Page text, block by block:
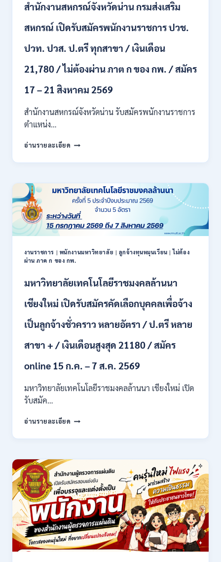
+
เงิน
17700
–
71500
/
ต้อง
ภาค
กพ.
สมัคร
17
–
28
สิงหาคม
2569
สำนักงานสหกรณ์จังหวัดน่าน กรมส่งเสริม
สหกรณ์ เปิดรับสมัครพนักงานราชการ ปวช.
ปวท. ปวส. ป.ตรี ทุกสาขา / เงินเดือน
21,780 / ไม่ต้องผ่าน ภาต ก ของ กพ. / สมัคร
17 – 21 สิงหาคม 2569
สำนักงานสหกรณ์จังหวัดน่าน รับสมัครพนักงานราชการ
ตำแหน่ง…
อ่านรายละเอียด สำนักงาน
จังหวัด
กรม
ส่ง
เสริม
สหกรณ์
เปิด
รับ
พนักงาน
ราชการ
ปวท.
ป.ตรี
สาขา
/
เงิน
เดือน
/
ต้อง
ก
กพ.
สมัคร
17
–
21
สิงหาคม
2569
งานราชการ | พนักงานมหาวิทยาลัย | ลูกจ้างทุนหมุนเวียน |ไม่ต้อง
ผ่าน ภาค ก ของ กพ.
มหาวิทยาลัยเทคโนโลยีราชมงคลล้านนา
เชียงใหม่ เปิดรับสมัครคัดเลือกบุคคลเพื่อจ้าง
เป็นลูกจ้างชั่วคราว หลายอัตรา / ป.ตรี หลาย
สาขา + / เงินเดือนสูงสุด 21180 / สมัคร
online 15 ก.ค. – 7 ส.ค. 2569
มหาวิทยาลัยเทคโนโลยีราชมงคลล้านนา เชียงใหม่ เปิด
รับสมัค…
อ่านรายละเอียด มหาวิทยาลัย
ราช
ล้าน
เชียงใหม่
เปิด
รับ
สมัคร
คัด
เลือก
บุคคล
เพื่อ